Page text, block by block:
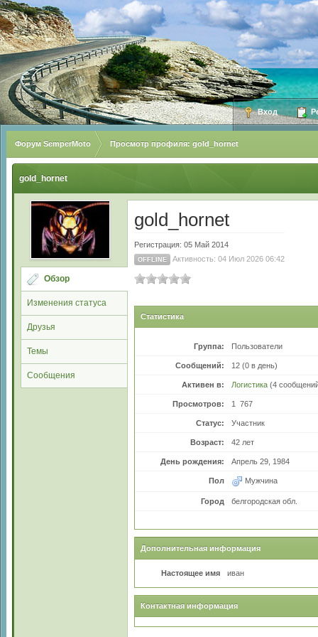
Вход
Форум SemperMoto Просмотр профиля: gold_hornet
gold_hornet
Обзор
Изменения статуса
Друзья
Темы
Сообщения
gold_hornet
Регистрация: 05 Май 2014
OFFLINE Активность: 04 Июл 2026 06:42
Статистика
Группа: Пользователи
Сообщений: 12 (0 в день)
Активен в: Логистика (4
Просмотров: 1 767
Статус: Участник
Возраст: 42 лет
День рождения: Апрель 29, 1984
Пол Мужчина
Город белгородская обл.
Дополнительная информация
Настоящее имя иван
Контактная информация